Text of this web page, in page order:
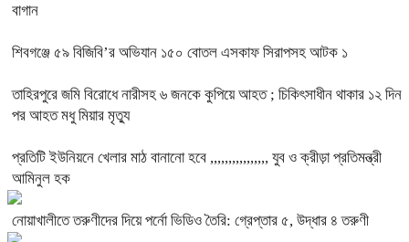
বাগান
শিবগঞ্জে ৫৯ বিজিবি’র অভিযান ১৫০ বোতল এসকাফ সিরাপসহ আটক ১
তাহিরপুরে জমি বিরোধে নারীসহ ৬ জনকে কুপিয়ে আহত ; চিকিৎসাধীন থাকার ১২ দিন
পর আহত মধু মিয়ার মৃত্যু
প্রতিটি ইউনিয়নে খেলার মাঠ বানানো হবে ,,,,,,,,,,,,,,,, যুব ও ক্রীড়া প্রতিমন্ত্রী
আমিনুল হক
নোয়াখালীতে তরুণীদের দিয়ে পর্নো ভিডিও তৈরি: গ্রেপ্তার ৫, উদ্ধার ৪ তরুণী